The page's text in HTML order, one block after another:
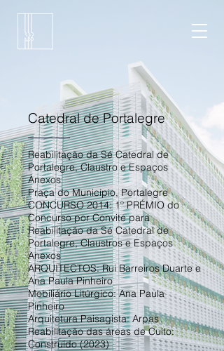
Catedral de Portalegre
Reabilitação da Sé Catedral de
Portalegre, Claustro e Espaços
Anexos
Praça do Município, Portalegre
CONCURSO 2014: 1º PRÉMIO do
Concurso por Convite para
Reabilitação da Sé Catedral de
Portalegre, Claustros e Espaços
Anexos
ARQUITECTOS: Rui Barreiros Duarte e
Ana Paula Pinheiro
Mobiliário Litúrgico: Ana Paula
Pinheiro
Arquitetura Paisagista: Arpas
Reabilitação das áreas de Culto:
Construído (2023)